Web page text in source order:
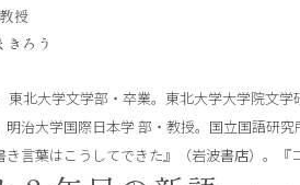
授
きろう
東北大学文学部・卒業。東北大学大学院文
治大学国際日本学 部・教授。国立国語研
言葉はこうしてできた』（岩波書店）。『